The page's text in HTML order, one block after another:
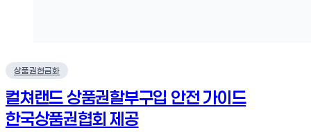
상품권현금화
컬쳐랜드 상품권할부구입 안전 가이드
한국상품권협회 제공